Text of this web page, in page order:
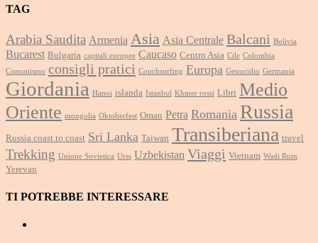
TAG
Arabia Saudita Armenia Asia Asia Centrale Balcani Bolivia
Bucarest Bulgaria capitali europee Caucaso Centro Asia Cile Colombia
Comunismo consigli pratici Couchsurfing Europa Genocidio Germania
Giordania Hanoi islanda Istanbul Khmer rossi Libri Medio
Oriente mongolia Oktoberfest Oman Petra Romania Russia
Russia coast to coast Sri Lanka Taiwan Transiberiana travel
Trekking Unione Sovietica Urss Uzbekistan Viaggi Vietnam Wadi Rum
Yerevan
TI POTREBBE INTERESSARE